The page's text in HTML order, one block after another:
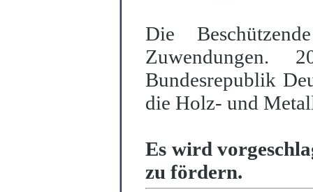
Die
Zuwendungen.
Bundesrepublik
die Holz- und
Es wird
zu fördern.